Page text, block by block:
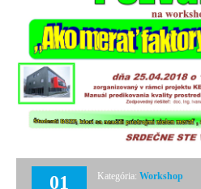
Kategória: Workshop
01